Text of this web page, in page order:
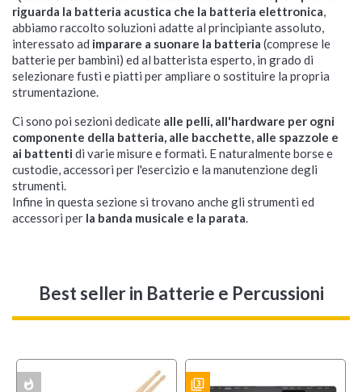
riguarda la batteria acustica che la batteria elettronica
abbiamo raccolto soluzioni adatte al principiante assoluto,
interessato ad imparare a suonare la batteria (comprese le
batterie per bambini) ed al batterista esperto, in grado di
selezionare fusti e piatti per ampliare o sostituire la propria
strumentazione.
Ci sono poi sezioni dedicate alle pelli, all'hardware per ogni
componente della batteria, alle bacchette, alle spazzole e
ai battenti di varie misure e formati. E naturalmente borse e
custodie, accessori per l'esercizio e la manutenzione degli
strumenti.
Infine in questa sezione si trovano anche gli strumenti ed
accessori per la banda musicale e la parata
Best sellerin Batterie e Percussioni
whatshot BUNDLES filter_3 BUNDLES